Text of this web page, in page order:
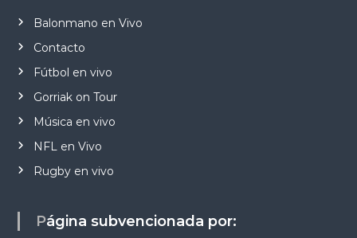
Balonmano en Vivo
Contacto
Fútbol en vivo
Gorriak on Tour
Música en vivo
NFL en Vivo
Rugby en vivo
Página subvencionada por: